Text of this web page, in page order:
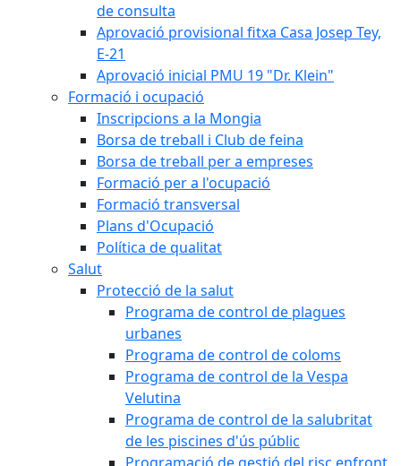
de consulta
Aprovació provisional fitxa Casa Josep Tey,
E-21
Aprovació inicial PMU 19 "Dr. Klein"
Formació i ocupació
Inscripcions a la Mongia
Borsa de treball i Club de feina
Borsa de treball per a empreses
Formació per a l'ocupació
Formació transversal
Plans d'Ocupació
Política de qualitat
Salut
Protecció de la salut
Programa de control de plagues
urbanes
Programa de control de coloms
Programa de control de la Vespa
Velutina
Programa de control de la salubritat
de les piscines d'ús públic